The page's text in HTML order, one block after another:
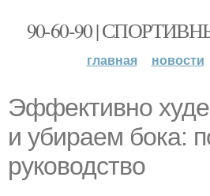
90-60-90 |
главная новости
Эффективно
и убираем бока:
руководство